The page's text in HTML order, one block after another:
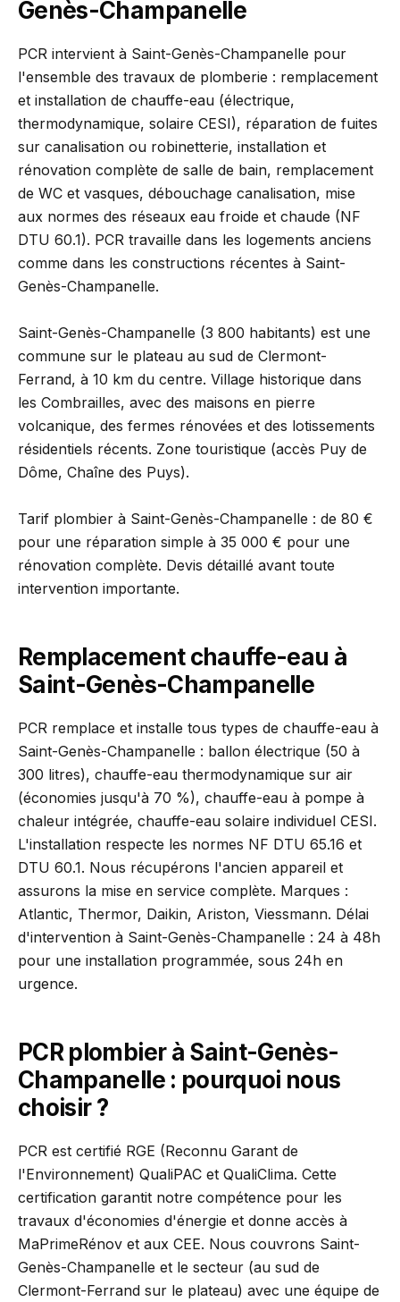
Genès-Champanelle
PCR intervient à Saint-Genès-Champanelle pour
l'ensemble des travaux de plomberie : remplacement
et installation de chauffe-eau (électrique,
thermodynamique, solaire CESI), réparation de fuites
sur canalisation ou robinetterie, installation et
rénovation complète de salle de bain, remplacement
de WC et vasques, débouchage canalisation, mise
aux normes des réseaux eau froide et chaude (NF
DTU 60.1). PCR travaille dans les logements anciens
comme dans les constructions récentes à Saint-
Genès-Champanelle.
Saint-Genès-Champanelle (3 800 habitants) est une
commune sur le plateau au sud de Clermont-
Ferrand, à 10 km du centre. Village historique dans
les Combrailles, avec des maisons en pierre
volcanique, des fermes rénovées et des lotissements
résidentiels récents. Zone touristique (accès Puy de
Dôme, Chaîne des Puys).
Tarif plombier à Saint-Genès-Champanelle : de 80 €
pour une réparation simple à 35 000 € pour une
rénovation complète. Devis détaillé avant toute
intervention importante.
Remplacement chauffe-eau à
Saint-Genès-Champanelle
PCR remplace et installe tous types de chauffe-eau à
Saint-Genès-Champanelle : ballon électrique (50 à
300 litres), chauffe-eau thermodynamique sur air
(économies jusqu'à 70 %), chauffe-eau à pompe à
chaleur intégrée, chauffe-eau solaire individuel CESI.
L'installation respecte les normes NF DTU 65.16 et
DTU 60.1. Nous récupérons l'ancien appareil et
assurons la mise en service complète. Marques :
Atlantic, Thermor, Daikin, Ariston, Viessmann. Délai
d'intervention à Saint-Genès-Champanelle : 24 à 48h
pour une installation programmée, sous 24h en
urgence.
PCR plombier à Saint-Genès-
Champanelle : pourquoi nous
choisir ?
PCR est certifié RGE (Reconnu Garant de
l'Environnement) QualiPAC et QualiClima. Cette
certification garantit notre compétence pour les
travaux d'économies d'énergie et donne accès à
MaPrimeRénov et aux CEE. Nous couvrons Saint-
Genès-Champanelle et le secteur (au sud de
Clermont-Ferrand sur le plateau) avec une équipe de